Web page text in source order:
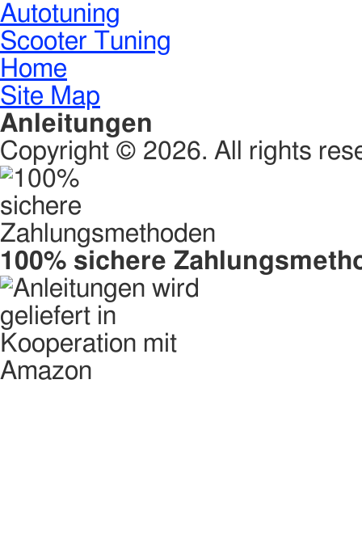
Autotuning
Scooter Tuning
Home
Site Map
Anleitungen
Copyright © 2026. All rights
100% sichere